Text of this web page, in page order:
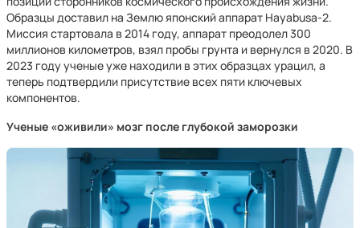
Образцы доставил на Землю японский аппарат Hayabusa-2.
Миссия стартовала в 2014 году, аппарат преодолел 300
миллионов километров, взял пробы грунта и вернулся в 2020. В
2023 году ученые уже находили в этих образцах урацил, а
теперь подтвердили присутствие всех пяти ключевых
компонентов.
Ученые «оживили» мозг после глубокой заморозки